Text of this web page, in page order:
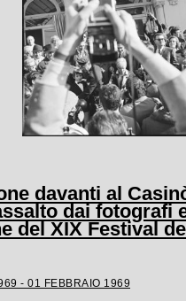
davanti al
dai fotografi
del XIX Festival
- 01 FEBBRAIO 1969